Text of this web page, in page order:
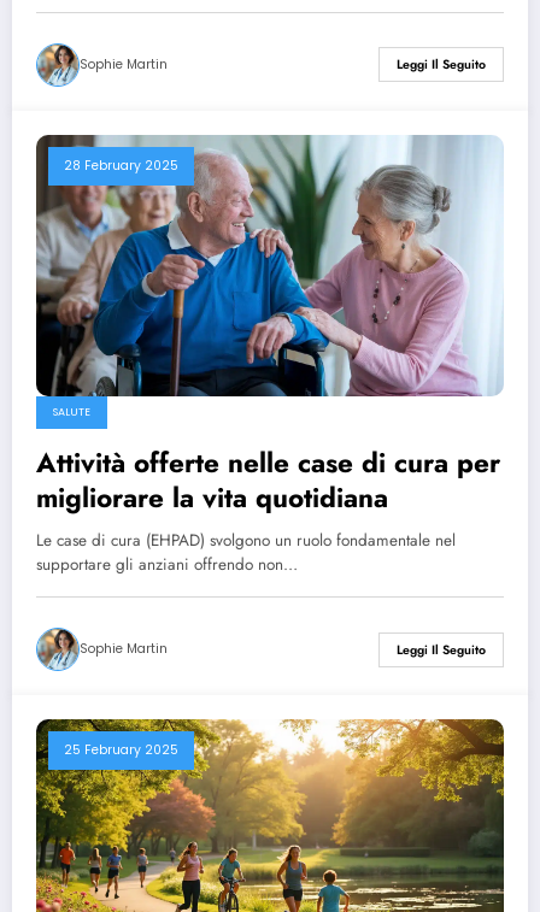
Sophie Martin Leggi Il Seguito
28 February 2025
SALUTE
Attività offerte nelle case di cura per
migliorare la vita quotidiana
Le case di cura (EHPAD) svolgono un ruolo fondamentale nel
supportare gli anziani offrendo non…
Sophie Martin Leggi Il Seguito
25 February 2025